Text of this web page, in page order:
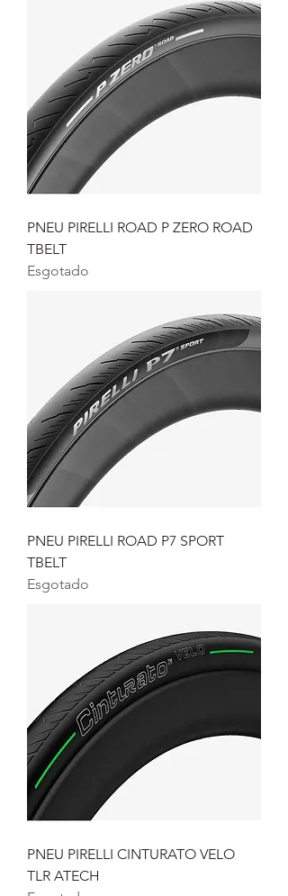
PNEU PIRELLI ROAD P ZERO ROAD
TBELT
Esgotado
PNEU PIRELLI ROAD P7 SPORT
TBELT
Esgotado
PNEU PIRELLI CINTURATO VELO
TLR ATECH